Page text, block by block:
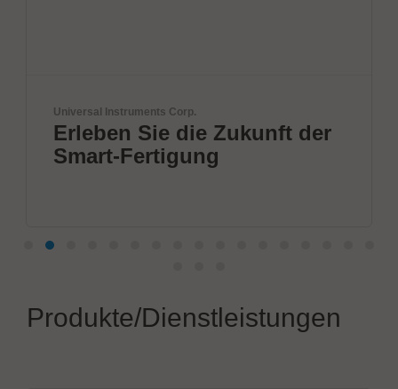
der
Elektrische
Produkte/Dienstleistungen